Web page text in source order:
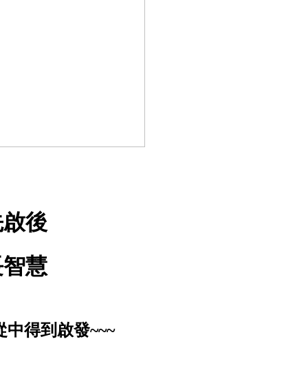
後
慧
得到啟發~~~